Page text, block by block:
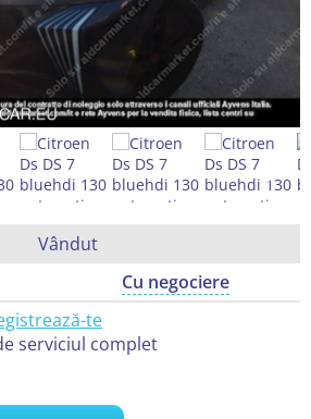
Vândut
Cu negociere
te
serviciul complet